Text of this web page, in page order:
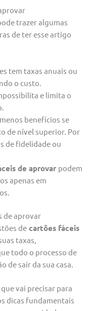
trazer algumas
de ter esse artigo
tem taxas anuais ou
o custo.
e limita o
benefícios se
de nível superior. Por
de fidelidade ou
de aprovar podem
apenas em
de aprovar
decartões fáceis
taxas,
todo o processo de
de sair da sua casa.
vai precisar para
dicas fundamentais